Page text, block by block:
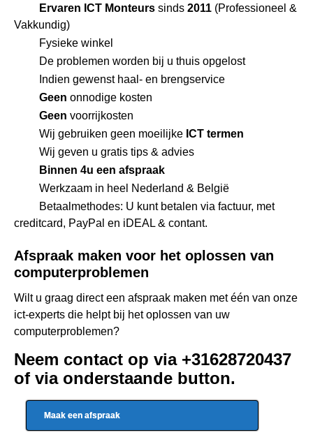
Ervaren ICT Monteurs sinds 2011 (Professioneel &
Vakkundig)
Fysieke winkel
De problemen worden bij u thuis opgelost
Indien gewenst haal- en brengservice
Geen onnodige kosten
Geen voorrijkosten
Wij gebruiken geen moeilijke ICT termen
Wij geven u gratis tips & advies
Binnen 4u een afspraak
Werkzaam in heel Nederland & België
Betaalmethodes: U kunt betalen via factuur, met
creditcard, PayPal en iDEAL & contant.
Afspraak maken voor het oplossen van
computerproblemen
Wilt u graag direct een afspraak maken met één van onze
ict-experts die helpt bij het oplossen van uw
computerproblemen?
Neem contact op via +31628720437
of via onderstaande button.
Maak een afspraak